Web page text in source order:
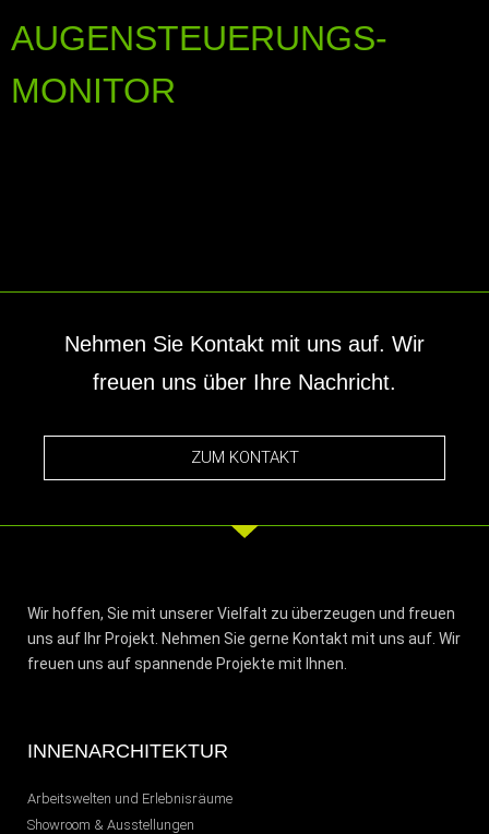
AUGENSTEUERUNGS-
MONITOR
Nehmen Sie Kontakt mit uns auf. Wir
freuen uns über Ihre Nachricht.
ZUM KONTAKT
Wir hoffen, Sie mit unserer Vielfalt zu überzeugen und freuen
uns auf Ihr Projekt. Nehmen Sie gerne Kontakt mit uns auf. Wir
freuen uns auf spannende Projekte mit Ihnen.
INNENARCHITEKTUR
Arbeitswelten und Erlebnisräume
Showroom & Ausstellungen